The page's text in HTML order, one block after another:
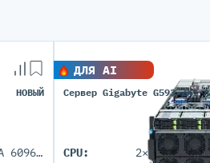
НОВЫЙ
2× AMD EPYC 9005/9004 (SP5 (LGA 6096))
ДЛЯ AI
Сервер Gigabyte G593-ZX1-
CPU: